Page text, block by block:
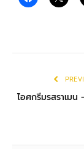
ไอศกรีมรสราเมน